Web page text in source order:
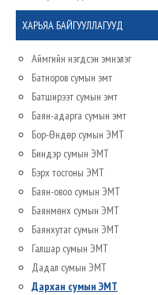
ХАРЬЯА БАЙГУУЛЛАГУУД
Аймгийн нэгдсэн эмнэлэг
Батноров сумын эмт
Батширээт сумын эмт
Баян-адарга сумын эмт
Бор-Өндөр сумын ЭМТ
Биндэр сумын ЭМТ
Бэрх тосгоны ЭМТ
Баян-овоо сумын ЭМТ
Баянмөнх сумын ЭМТ
Баянхутаг сумын ЭМТ
Галшар сумын ЭМТ
Дадал сумын ЭМТ
Дархан сумын ЭМТ